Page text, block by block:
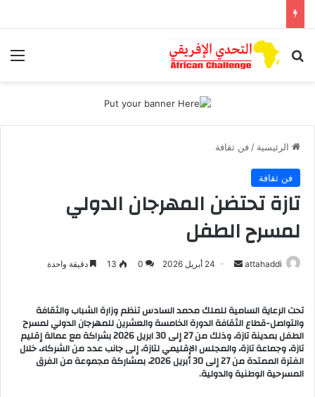
بحث عن
الرئيسية / فن ثقافة
فن ثقافة
تازة تحتضن المهرجان الدولي
لمسرح الطفل
attahaddi
ل
ر
ي
د
24 أبريل 2026 0
13 دقيقة واحدة
تحت الرعاية السامية للملك محمد السادس تنظم وزارة الشباب والثقافة
والتواصل-قطاع الثقافة الدورة الخامسة والعشرين للمهرجان الدولي لمسرح
الطفل بمدينة تازة، وذلك من 27 إلى 30 ابريل 2026 بشراكة مع عمالة إقليم
تازة، وجماعة تازة، والمجلس الإقليمي لتازة، إلى جانب عدد من الشركاء، خلال
الفترة الممتدة من 27 إلى 30 أبريل 2026، بمشاركة مجموعة من الفرق
المسرحية الوطنية والدولية.